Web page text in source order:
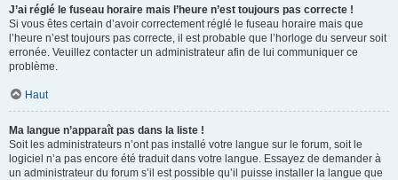
J’ai réglé le fuseau horaire mais l’heure n’est toujours pas correcte !
Si vous êtes certain d’avoir correctement réglé le fuseau horaire mais que
l’heure n’est toujours pas correcte, il est probable que l’horloge du serveur soit
erronée. Veuillez contacter un administrateur afin de lui communiquer ce
problème.
Haut
Ma langue n’apparaît pas dans la liste !
Soit les administrateurs n’ont pas installé votre langue sur le forum, soit le
logiciel n’a pas encore été traduit dans votre langue. Essayez de demander à
un administrateur du forum s’il est possible qu’il puisse installer la langue que